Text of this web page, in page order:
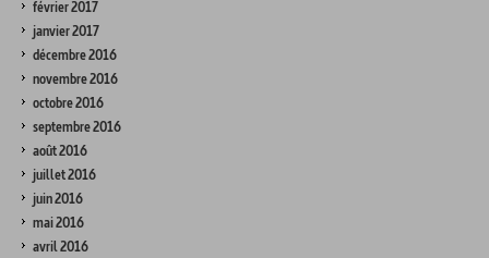
février 2017
janvier 2017
décembre 2016
novembre 2016
octobre 2016
septembre 2016
août 2016
juillet 2016
juin 2016
mai 2016
avril 2016